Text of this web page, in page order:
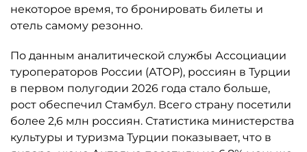
некоторое время, то бронировать билеты и
отель самому резонно.
По данным аналитической службы Ассоциации
туроператоров России (АТОР), россиян в Турции
в первом полугодии 2026 года стало больше,
рост обеспечил Стамбул. Всего страну посетили
более 2,6 млн россиян. Статистика министерства
культуры и туризма Турции показывает, что в